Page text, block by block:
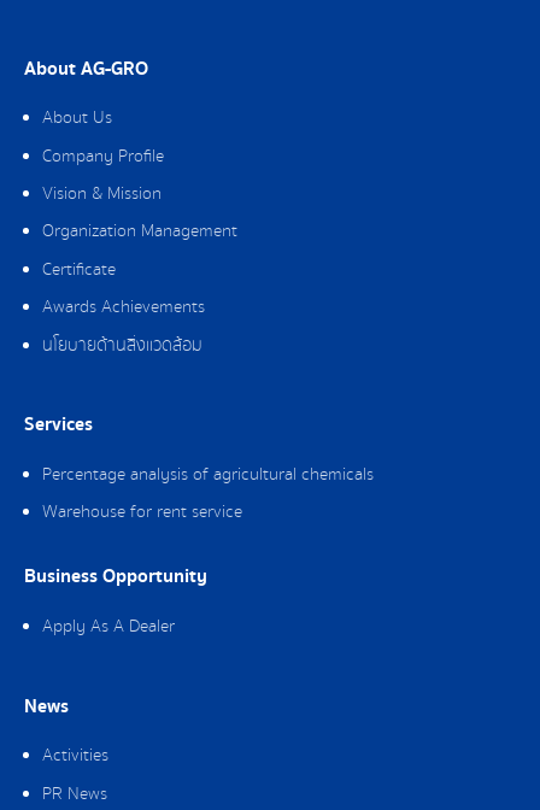
About AG-GRO
About Us
Company Profile
Vision & Mission
Organization Management
Certificate
Awards Achievements
นโยบายด้านสิ่งแวดล้อม
Services
Percentage analysis of agricultural chemicals
Warehouse for rent service
Business Opportunity
Apply As A Dealer
News
Activities
PR News